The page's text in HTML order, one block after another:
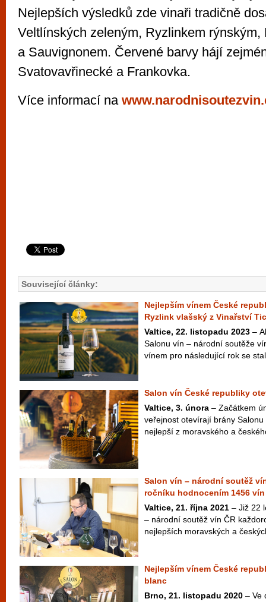
Nejlepších výsledků zde vinaři tradičně
Veltlínských zeleným, Ryzlinkem rýnským,
a Sauvignonem. Červené barvy hájí
Svatovavřinecké a Frankovka.
Více informací na
Související články:
Nejlepším vínem České
Ryzlink vlašský z Vinařství
Valtice, 22. listopadu 2023 –
Salonu vín – národní soutěže
vínem pro následující rok se
Salon vín České republiky
Valtice, 3. února – Začátkem
veřejnost otevírají brány
nejlepší z moravského a
Salon vín – národní soutěž
ročníku hodnocením 1456 vín
Valtice, 21. října 2021 – Již 22
– národní soutěž vín ČR
nejlepších moravských a
Nejlepším vínem České
blanc
Brno, 21. listopadu 2020 – Ve